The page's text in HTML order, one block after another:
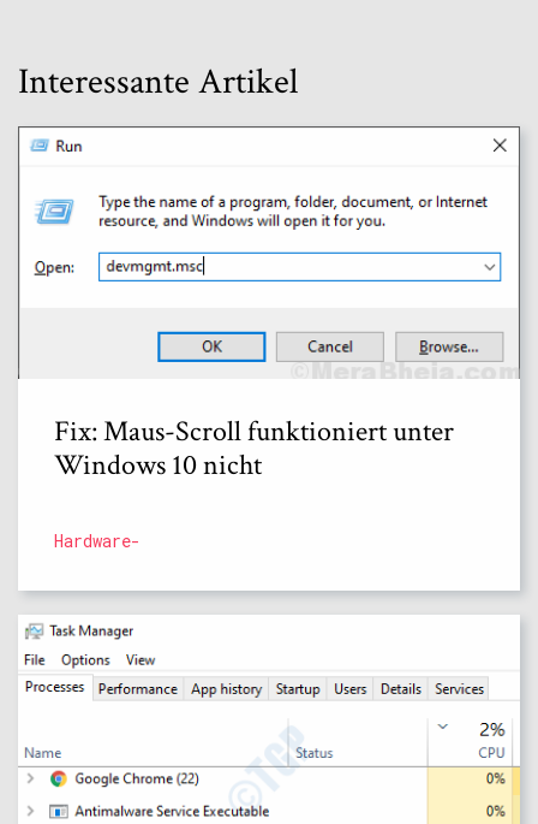
Interessante Artikel
Fix: Maus-Scroll funktioniert unter
Windows 10 nicht
Hardware-